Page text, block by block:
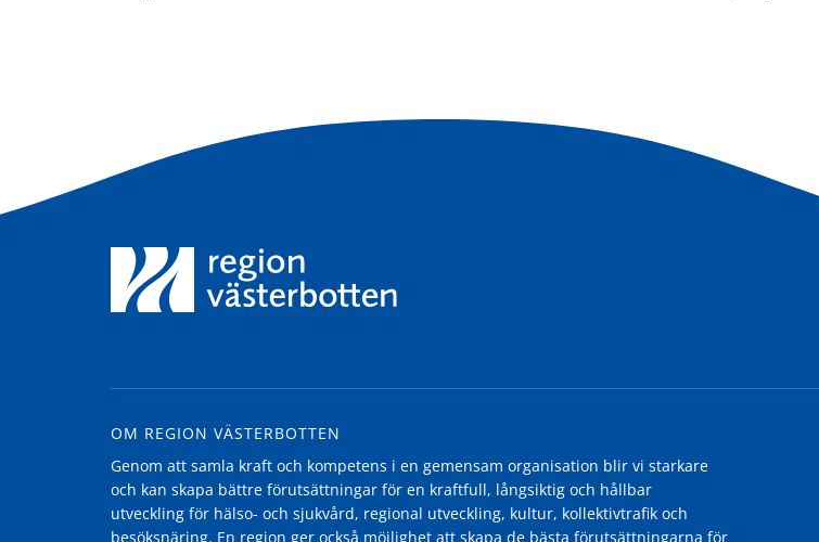
OM REGION VÄSTERBOTTEN
Genom att samla kraft och kompetens i en gemensam organisation blir vi starkare
och kan skapa bättre förutsättningar för en kraftfull, långsiktig och hållbar
utveckling för hälso- och sjukvård, regional utveckling, kultur, kollektivtrafik och
besöksnäring. En region ger också möjlighet att skapa de bästa förutsättningarna för